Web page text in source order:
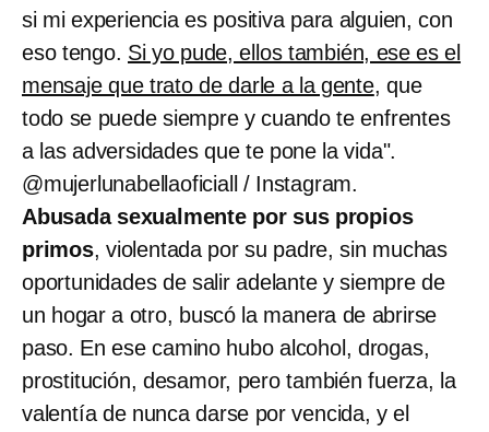
si mi experiencia es positiva para alguien, con
eso tengo. Si yo pude, ellos también, ese es el
mensaje que trato de darle a la gente, que
todo se puede siempre y cuando te enfrentes
a las adversidades que te pone la vida".
@mujerlunabellaoficiall / Instagram.
Abusada sexualmente por sus propios
primos, violentada por su padre, sin muchas
oportunidades de salir adelante y siempre de
un hogar a otro, buscó la manera de abrirse
paso. En ese camino hubo alcohol, drogas,
prostitución, desamor, pero también fuerza, la
valentía de nunca darse por vencida, y el